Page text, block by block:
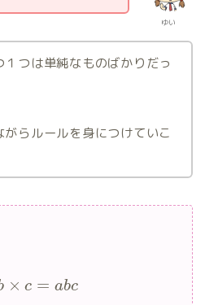
ゆい
１つは単純なものばかりだっ
がらルールを身につけていこ
× c = abc